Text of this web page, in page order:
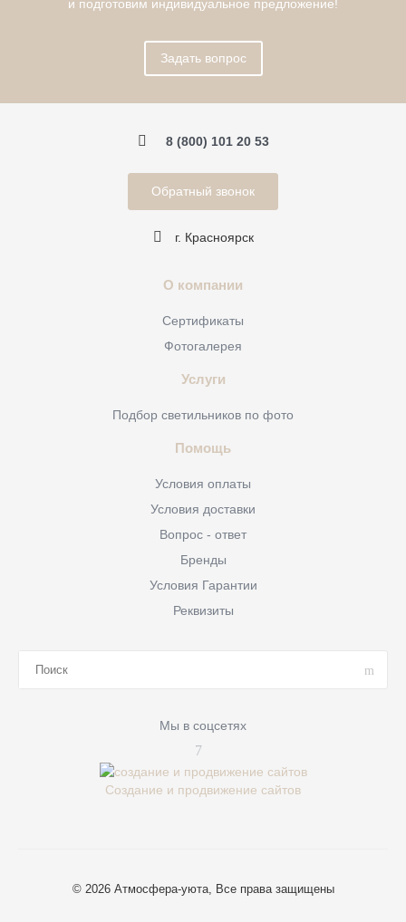
и подготовим индивидуальное предложение!
Задать вопрос
8 (800) 101 20 53
Обратный звонок
г. Красноярск
О компании
Сертификаты
Фотогалерея
Услуги
Подбор светильников по фото
Помощь
Условия оплаты
Условия доставки
Вопрос - ответ
Бренды
Условия Гарантии
Реквизиты
Мы в соцсетях
Создание и продвижение сайтов
© 2026 Атмосфера-уюта, Все права защищены